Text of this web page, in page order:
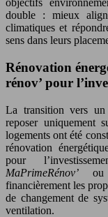
objectifs
double : mieux
climatiques et
sens dans leurs
Rénovation
rénov’ pour
La transition vers
reposer uniquement
logements ont été
rénovation
pour
MaPrimeRénov’ ou
financièrement les
de changement de
ventilation.